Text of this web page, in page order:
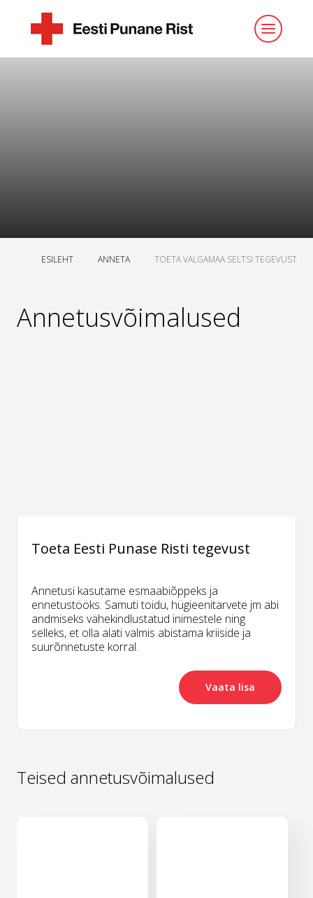
ESILEHT ANNETA TOETA VALGAMAA SELTSI TEGEVUST
Annetusvõimalused
Toeta Eesti Punase Risti tegevust
Annetusi kasutame esmaabiõppeks ja
ennetustööks. Samuti toidu, hügieenitarvete jm abi
andmiseks vähekindlustatud inimestele ning
selleks, et olla alati valmis abistama kriiside ja
suurõnnetuste korral.
Vaata lisa
Teised annetusvõimalused